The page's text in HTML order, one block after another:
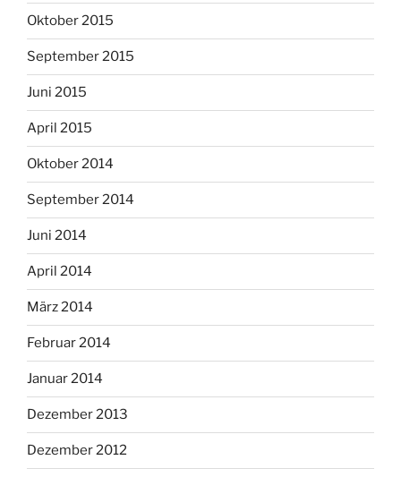
Oktober 2015
September 2015
Juni 2015
April 2015
Oktober 2014
September 2014
Juni 2014
April 2014
März 2014
Februar 2014
Januar 2014
Dezember 2013
Dezember 2012